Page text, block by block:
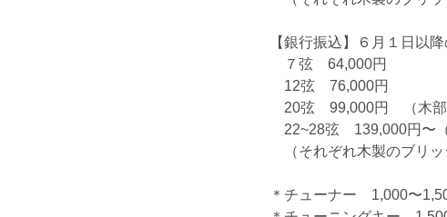
【銀行振込】６月１日以
７弦　64,000円
12弦　76,000円
20弦　99,000円　（木部
22~28弦　139,000円〜（
（それぞれ木製のブリッ
＊チューナー　1,000〜